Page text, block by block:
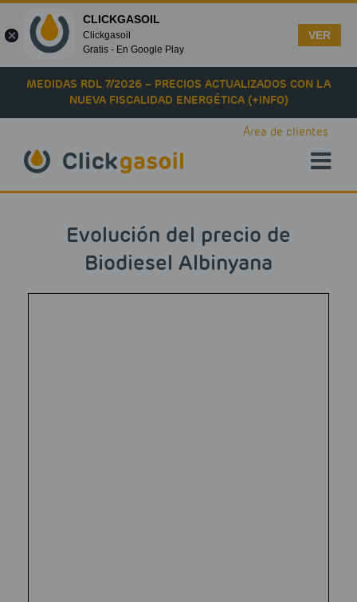
Skip to main content
MEDIDAS RDL 7/2026 – PRECIOS ACTUALIZADOS CON LA
NUEVA FISCALIDAD ENERGÉTICA (+INFO)
Área de clientes
Evolución del precio de
Biodiesel Albinyana
CLICKGASOIL
Clickgasoil
Gratis - En Google Play
VER